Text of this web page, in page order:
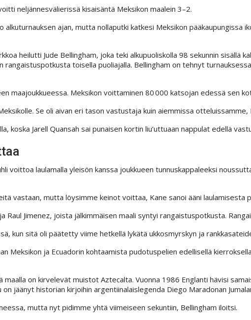
neljännesvälierissä kisaisäntä Meksikon maalein 3–2.
alkuturnauksen ajan, mutta nollaputki katkesi Meksikon pääkaupungissa
heilutti Jude Bellingham, joka teki alkupuoliskolla 98 sekunnin sisällä
rangaistuspotkusta toisella puoliajalla. Bellingham on tehnyt
maajoukkueessa. Meksikon voittaminen 80 000 katsojan edessä sen
Se oli aivan eri tason vastustaja kuin aiemmissa otteluissamme,
koska Jarell Quansah sai punaisen kortin liu’uttuaan nappulat edellä
voittoa laulamalla yleisön kanssa joukkueen tunnuskappaleeksi
vastaan, mutta löysimme keinot voittaa, Kane sanoi ääni laulamisesta
Raul Jimenez, joista jälkimmäisen maali syntyi rangaistuspotkusta.
kun sitä oli päätetty viime hetkellä lykätä ukkosmyrskyn ja
Meksikon ja Ecuadorin kohtaamista pudotuspelien edellisellä
on kirvelevät muistot Aztecalta. Vuonna 1986 Englanti hävisi
jäänyt historian kirjoihin argentiinalaislegenda Diego Maradonan
mutta nyt pidimme yhtä viimeiseen sekuntiin, Bellingham iloitsi.